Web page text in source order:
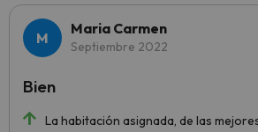
Maria Carmen
Septiembre 2022
La habitación asignada, de las
Bien